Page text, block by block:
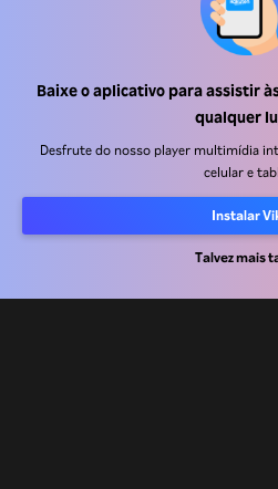
Baixe o aplicativo para assistir
qualquer
Desfrute do nosso player multimídia
celular e
Instalar
Talvez mais
Central de ajuda